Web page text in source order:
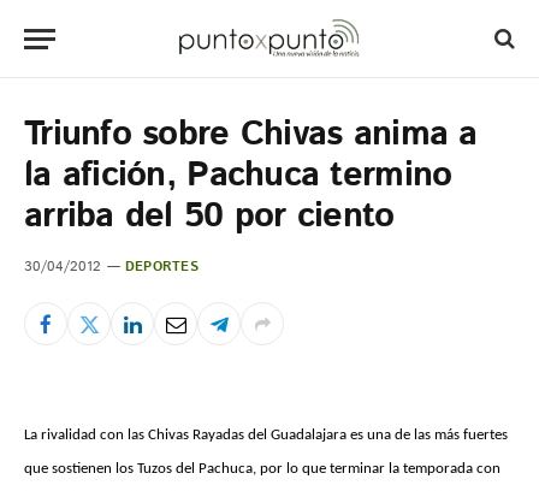
Triunfo sobre Chivas anima a
la afición, Pachuca termino
arriba del 50 por ciento
30/04/2012 DEPORTES
La rivalidad con las Chivas Rayadas del Guadalajara es una de las más fuertes
que sostienen los Tuzos del Pachuca, por lo que terminar la temporada con